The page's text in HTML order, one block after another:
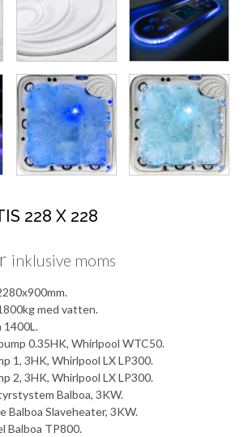
228 X 228
inklusive moms
med vatten.
1400L.
0.35HK, Whirlpool WTC50.
1, 3HK, Whirlpool LX LP300.
2, 3HK, Whirlpool LX LP300.
Balboa, 3KW.
Balboa Slaveheater, 3KW.
Balboa TP800.